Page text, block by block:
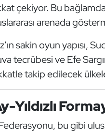
çekiyor. Bu
arenada
sakin oyun yapısı,
tecrübesi ve Efe
takip edilecek
Yıldızlı
bu gibi